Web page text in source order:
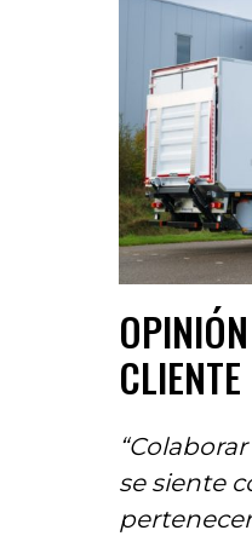
se siente